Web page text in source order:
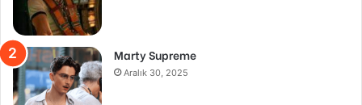
Marty Supreme
Aralık 30, 2025